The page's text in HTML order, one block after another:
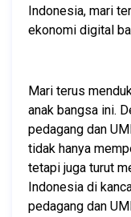
Indonesia, mari
ekonomi digital
Mari terus
anak bangsa ini.
pedagang dan
tidak hanya
tetapi juga turut
Indonesia di